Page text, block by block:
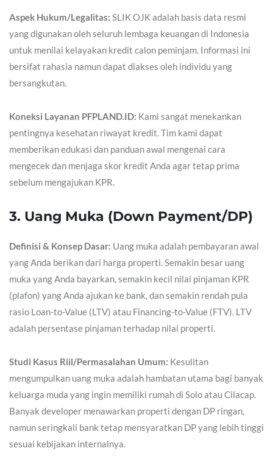
Aspek Hukum/Legalitas: SLIK OJK adalah basis data resmi
yang digunakan oleh seluruh lembaga keuangan di Indonesia
untuk menilai kelayakan kredit calon peminjam. Informasi ini
bersifat rahasia namun dapat diakses oleh individu yang
bersangkutan.
Koneksi Layanan PFPLAND.ID: Kami sangat menekankan
pentingnya kesehatan riwayat kredit. Tim kami dapat
memberikan edukasi dan panduan awal mengenai cara
mengecek dan menjaga skor kredit Anda agar tetap prima
sebelum mengajukan KPR.
3. Uang Muka (Down Payment/DP)
Definisi & Konsep Dasar: Uang muka adalah pembayaran awal
yang Anda berikan dari harga properti. Semakin besar uang
muka yang Anda bayarkan, semakin kecil nilai pinjaman KPR
(plafon) yang Anda ajukan ke bank, dan semakin rendah pula
rasio Loan-to-Value (LTV) atau Financing-to-Value (FTV). LTV
adalah persentase pinjaman terhadap nilai properti.
Studi Kasus Riil/Permasalahan Umum: Kesulitan
mengumpulkan uang muka adalah hambatan utama bagi banyak
keluarga muda yang ingin memiliki rumah di Solo atau Cilacap.
Banyak developer menawarkan properti dengan DP ringan,
namun seringkali bank tetap mensyaratkan DP yang lebih tinggi
sesuai kebijakan internalnya.